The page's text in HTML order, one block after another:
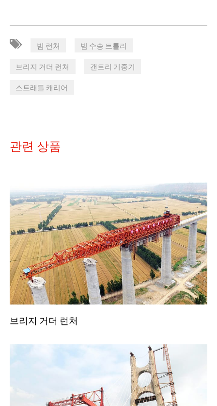
빔 런처 빔 수송 트롤리
브리지 거더 런처 갠트리 기중기
스트래들 캐리어
관련 상품
브리지 거더 런처